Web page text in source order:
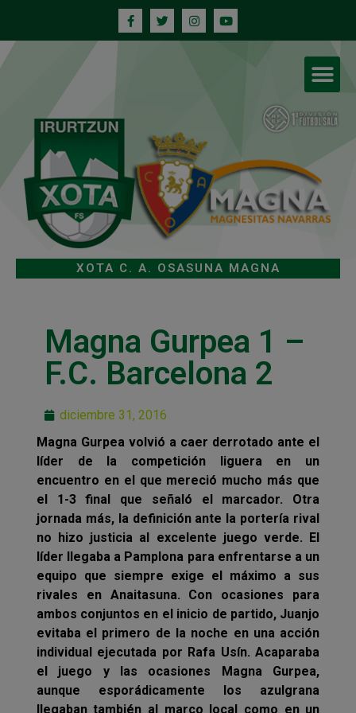
XOTA C. A. OSASUNA MAGNA
Magna Gurpea 1 –
F.C. Barcelona 2
diciembre 31, 2016
Magna Gurpea volvió a caer derrotado ante el
líder de la competición liguera en un
encuentro en el que mereció mucho más que
el 1-3 final que señaló el marcador. Otra
jornada más, la definición ante la portería rival
no hizo justicia al excelente juego verde. El
líder llegaba a Pamplona para enfrentarse a un
equipo que siempre exige el máximo a sus
rivales en Anaitasuna. Con ocasiones para
ambos conjuntos en el inicio de partido, Juanjo
evitaba el primero de la noche en una acción
individual ejecutada por Rafa Usín. Acaparaba
el juego y las ocasiones Magna Gurpea,
aunque esporádicamente los azulgrana
llegaban también al marco local como en un